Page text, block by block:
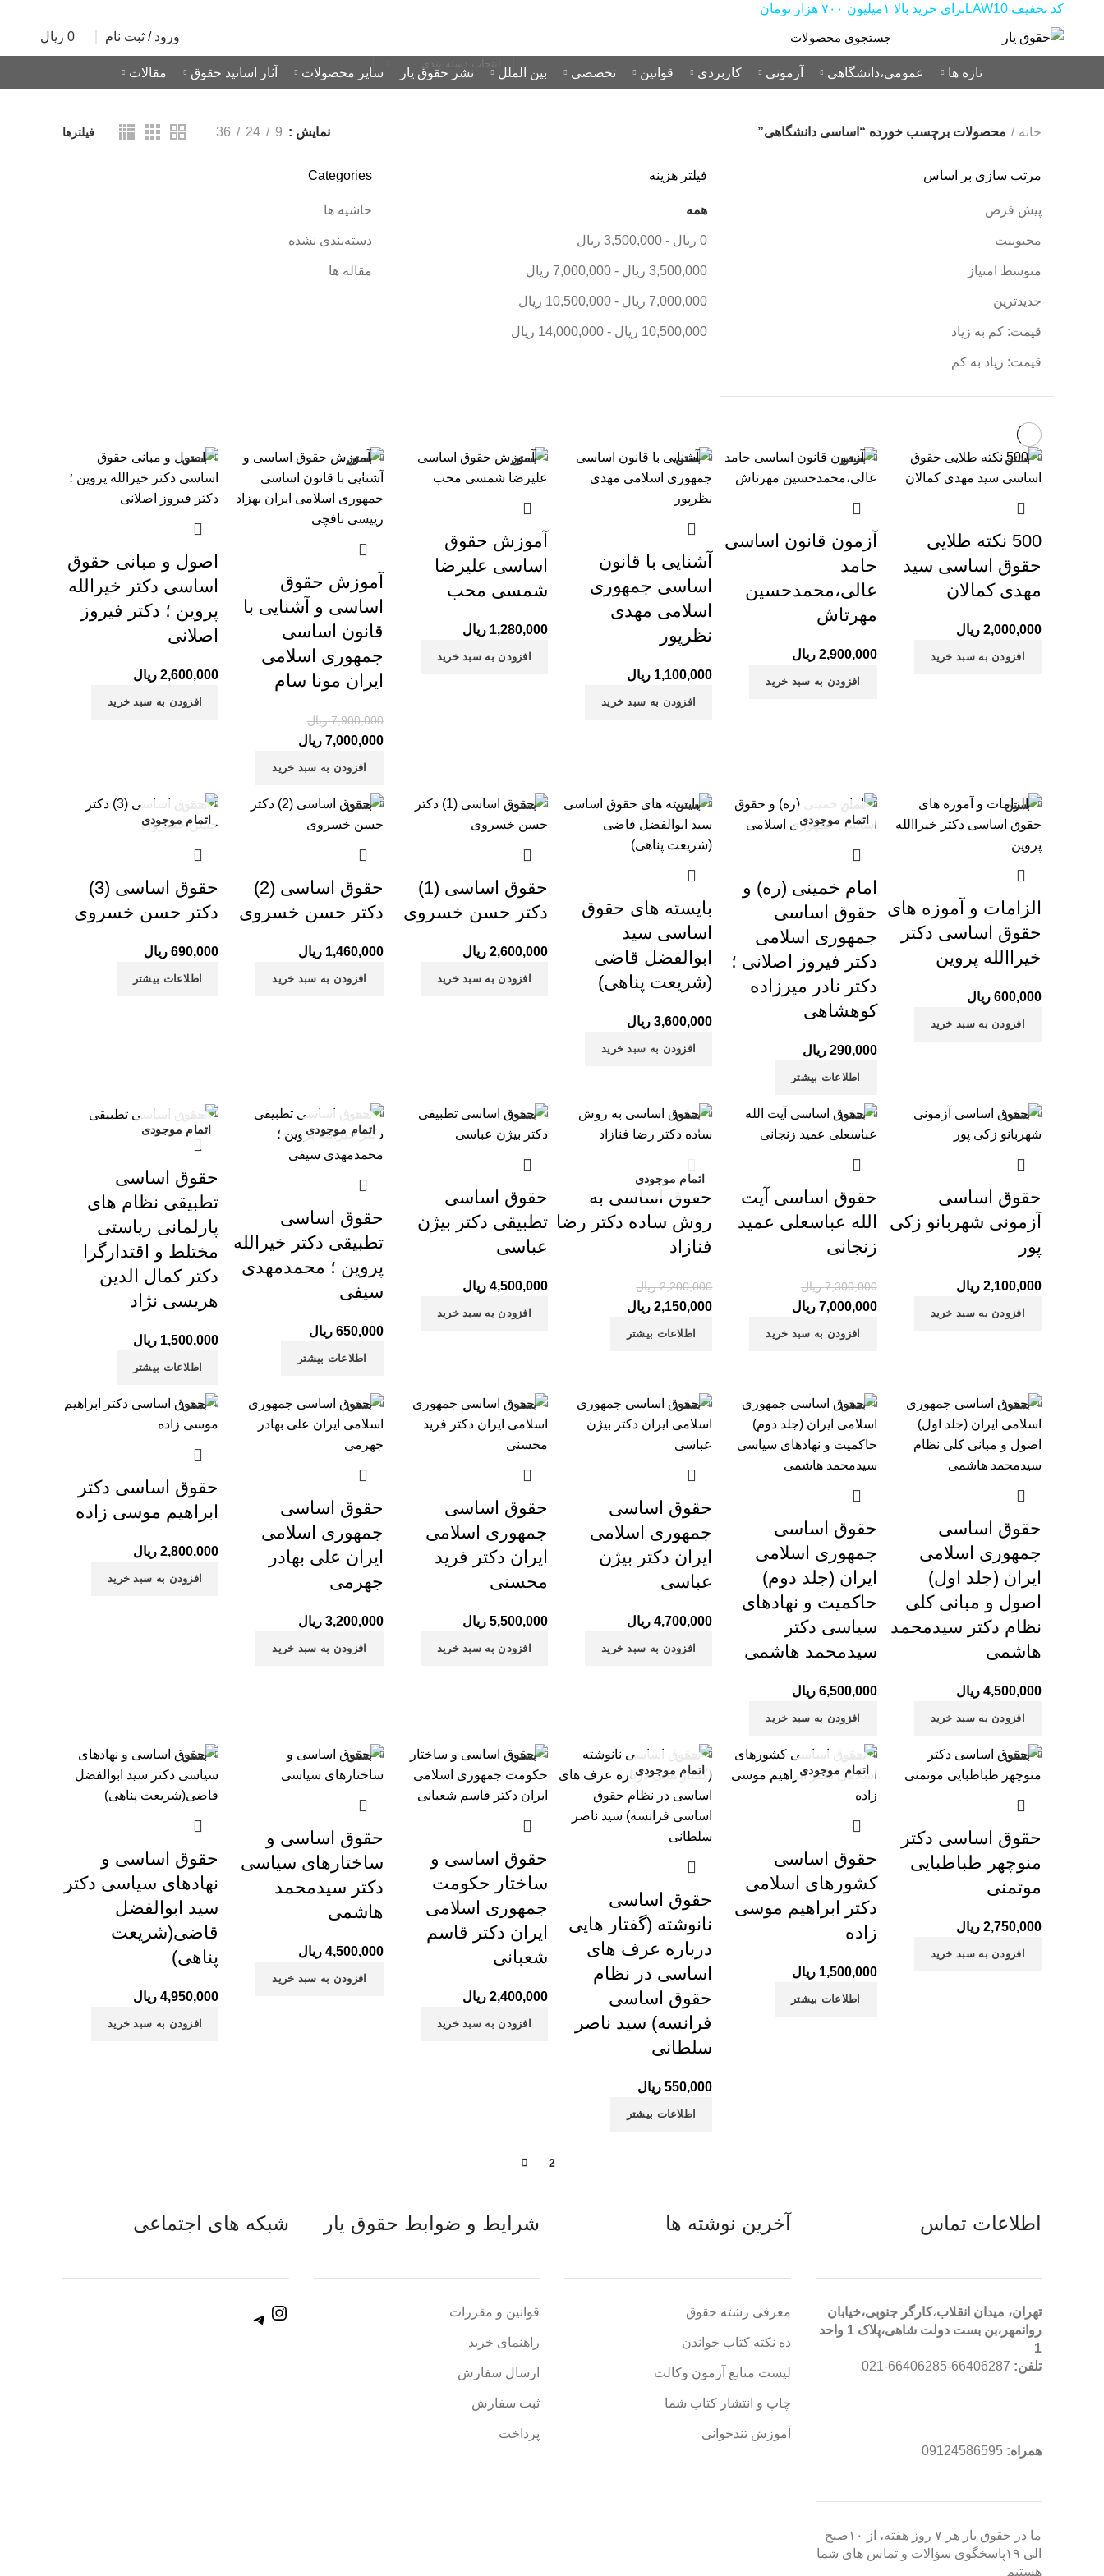
کد تخفیف LAW10برای خرید بالا ۱میلیون ۷۰۰ هزار تومان
ورود / ثبت نام 0 ریال
تازه ها عمومی،دانشگاهی آزمونی کاربردی قوانین تخصصی بین الملل نشر حقوق یار سایر محصولات آثار اساتید حقوق مقالات
خانه محصولات برچسب خورده “اساسی دانشگاهی” نمایش 9
24
36 فیلترها
مرتب سازی بر اساس
پیش فرض
محبوبیت
متوسط امتیاز
جدیدترین
قیمت: کم به زیاد
قیمت: زیاد به کم
فیلتر هزینه
همه
0 ریال -
3,500,000 ریال
3,500,000 ریال -
7,000,000 ریال
7,000,000 ریال -
10,500,000 ریال
10,500,000 ریال -
14,000,000 ریال
Categories
حاشیه ها
دسته‌بندی نشده
مقاله ها
بستن
500 نکته طلایی
حقوق اساسی سید
مهدی کمالان
2,000,000 ریال
افزودن به سبد خرید
بستن
آزمون قانون اساسی
حامد
عالی،محمدحسین
مهرتاش
2,900,000 ریال
افزودن به سبد خرید
بستن
آشنایی با قانون
اساسی جمهوری
اسلامی مهدی
نظرپور
1,100,000 ریال
افزودن به سبد خرید
بستن
آموزش حقوق
اساسی علیرضا
شمسی محب
1,280,000 ریال
افزودن به سبد خرید
-11%
بستن
آموزش حقوق
اساسی و آشنایی با
قانون اساسی
جمهوری اسلامی
ایران مونا سام
7,900,000 ریال
بود.
7,000,000 ریال
افزودن به سبد خرید
بستن
اصول و مبانی حقوق
اساسی دکتر خیرالله
پروین ؛ دکتر فیروز
اصلانی
2,600,000 ریال
افزودن به سبد خرید
بستن
الزامات و آموزه های
حقوق اساسی دکتر
خیراالله پروین
600,000 ریال
افزودن به سبد خرید
اتمام موجودی
بستن
امام خمینی (ره) و
حقوق اساسی
جمهوری اسلامی
دکتر فیروز اصلانی ؛
دکتر نادر میرزاده
کوهشاهی
290,000 ریال
اطلاعات بیشتر
بستن
بایسته های حقوق
اساسی سید
ابوالفضل قاضی
(شریعت پناهی)
3,600,000 ریال
افزودن به سبد خرید
بستن
حقوق اساسی (1)
دکتر حسن خسروی
2,600,000 ریال
افزودن به سبد خرید
بستن
حقوق اساسی (2)
دکتر حسن خسروی
1,460,000 ریال
افزودن به سبد خرید
اتمام موجودی
بستن
حقوق اساسی (3)
دکتر حسن خسروی
690,000 ریال
اطلاعات بیشتر
بستن
حقوق اساسی
آزمونی شهربانو زکی
پور
2,100,000 ریال
افزودن به سبد خرید
-4%
بستن
حقوق اساسی آیت
الله عباسعلی عمید
زنجانی
7,300,000 ریال
بود.
7,000,000 ریال
افزودن به سبد خرید
-2%
اتمام موجودی
بستن
حقوق اساسی به
روش ساده دکتر رضا
فنازاد
2,200,000 ریال
بود.
2,150,000 ریال
اطلاعات بیشتر
بستن
حقوق اساسی
تطبیقی دکتر بیژن
عباسی
4,500,000 ریال
افزودن به سبد خرید
اتمام موجودی
بستن
حقوق اساسی
تطبیقی دکتر خیرالله
پروین ؛ محمدمهدی
سیفی
650,000 ریال
اطلاعات بیشتر
اتمام موجودی
بستن
حقوق اساسی
تطبیقی نظام های
پارلمانی ریاستی
مختلط و اقتدارگرا
دکتر کمال الدین
هریسی نژاد
1,500,000 ریال
اطلاعات بیشتر
بستن
حقوق اساسی
جمهوری اسلامی
ایران (جلد اول)
اصول و مبانی کلی
نظام دکتر سیدمحمد
هاشمی
4,500,000 ریال
افزودن به سبد خرید
بستن
حقوق اساسی
جمهوری اسلامی
ایران (جلد دوم)
حاکمیت و نهادهای
سیاسی دکتر
سیدمحمد هاشمی
6,500,000 ریال
افزودن به سبد خرید
بستن
حقوق اساسی
جمهوری اسلامی
ایران دکتر بیژن
عباسی
4,700,000 ریال
افزودن به سبد خرید
بستن
حقوق اساسی
جمهوری اسلامی
ایران دکتر فرید
محسنی
5,500,000 ریال
افزودن به سبد خرید
بستن
حقوق اساسی
جمهوری اسلامی
ایران علی بهادر
جهرمی
3,200,000 ریال
افزودن به سبد خرید
بستن
حقوق اساسی دکتر
ابراهیم موسی زاده
2,800,000 ریال
افزودن به سبد خرید
بستن
حقوق اساسی دکتر
منوچهر طباطبایی
موتمنی
2,750,000 ریال
افزودن به سبد خرید
اتمام موجودی
بستن
حقوق اساسی
کشورهای اسلامی
دکتر ابراهیم موسی
زاده
1,500,000 ریال
اطلاعات بیشتر
اتمام موجودی
بستن
حقوق اساسی
نانوشته (گفتار هایی
درباره عرف های
اساسی در نظام
حقوق اساسی
فرانسه) سید ناصر
سلطانی
550,000 ریال
اطلاعات بیشتر
بستن
حقوق اساسی و
ساختار حکومت
جمهوری اسلامی
ایران دکتر قاسم
شعبانی
2,400,000 ریال
افزودن به سبد خرید
بستن
حقوق اساسی و
ساختارهای سیاسی
دکتر سیدمحمد
هاشمی
4,500,000 ریال
افزودن به سبد خرید
بستن
حقوق اساسی و
نهادهای سیاسی دکتر
سید ابوالفضل
قاضی(شریعت
پناهی)
4,950,000 ریال
افزودن به سبد خرید
2
اطلاعات تماس
تهران، ميدان انقلاب،کارگر جنوبی،خیابان
روانمهر،بن بست دولت شاهی،پلاک 1 واحد
1
تلفن: 66406287-66406285-021
همراه:
ما در حقوق یار هر ۷ روز هفته، از ۱۰صبح
الی ۱۹پاسخگوی سؤالات و تماس های شما
هستیم
آخرین نوشته ها
معرفی رشته حقوق
ده نکته کتاب خواندن
لیست منابع آزمون وکالت
چاپ و انتشار کتاب شما
آموزش تندخوانی
شرایط و ضوابط حقوق یار
قوانین و مقررات
راهنمای خرید
ارسال سفارش
ثبت سفارش
پرداخت
شبکه های اجتماعی